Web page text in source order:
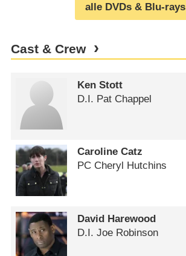
alle DVDs & Blu-rays
Cast & Crew
Ken Stott
D.I. Pat Chappel
Caroline Catz
PC Cheryl Hutchins
David Harewood
D.I. Joe Robinson